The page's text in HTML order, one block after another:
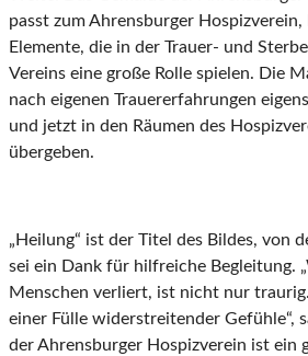
passt zum Ahrensburger
Elemente, die in der Trauer- und
Vereins eine große Rolle spielen. Die
nach eigenen Trauererfahrungen
und jetzt in den Räumen des
übergeben.
„Heilung“ ist der Titel des Bildes, von
sei ein Dank für hilfreiche Begleitung.
Menschen verliert, ist nicht nur
einer Fülle widerstreitender Gefühle“,
der Ahrensburger Hospizverein ist ein